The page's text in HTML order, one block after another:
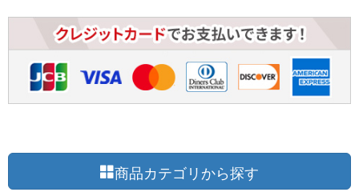
商品カテゴリから探す